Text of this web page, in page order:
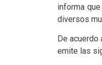
informa
diversos
De acuerdo
emite las